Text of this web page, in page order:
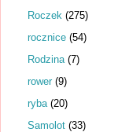
Roczek (275)
rocznice (54)
Rodzina (7)
rower (9)
ryba (20)
Samolot (33)